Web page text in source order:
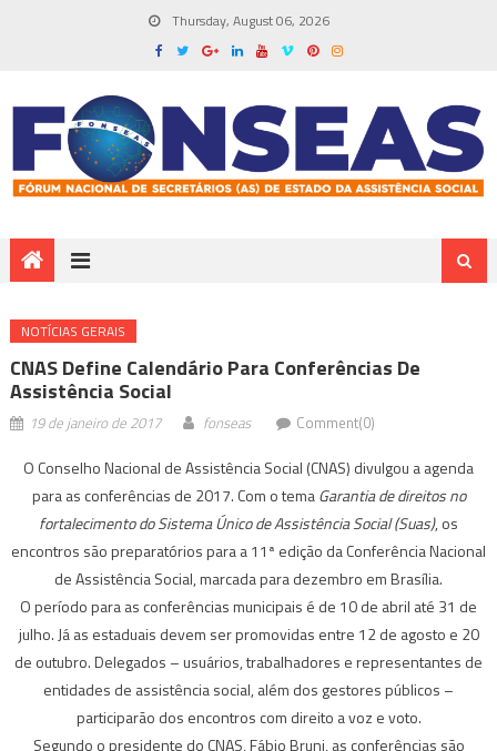
Thursday, August 06, 2026
NOTÍ­CIAS GERAIS
CNAS Define Calendário Para Conferências De
Assistência Social
19 de janeiro de 2017 fonseas Comment(0)
O Conselho Nacional de Assistência Social (CNAS) divulgou a agenda
para as conferências de 2017. Com o temaGarantia de direitos no
fortalecimento do Sistema Único de Assistência Social (Suas), os
encontros são preparatórios para a 11ª edição da Conferência Nacional
de Assistência Social, marcada para dezembro em Brasília.
O período para as conferências municipais é de 10 de abril até 31 de
julho. Já as estaduais devem ser promovidas entre 12 de agosto e 20
de outubro. Delegados – usuários, trabalhadores e representantes de
entidades de assistência social, além dos gestores públicos –
participarão dos encontros com direito a voz e voto.
Segundo o presidente do CNAS, Fábio Bruni, as conferências são